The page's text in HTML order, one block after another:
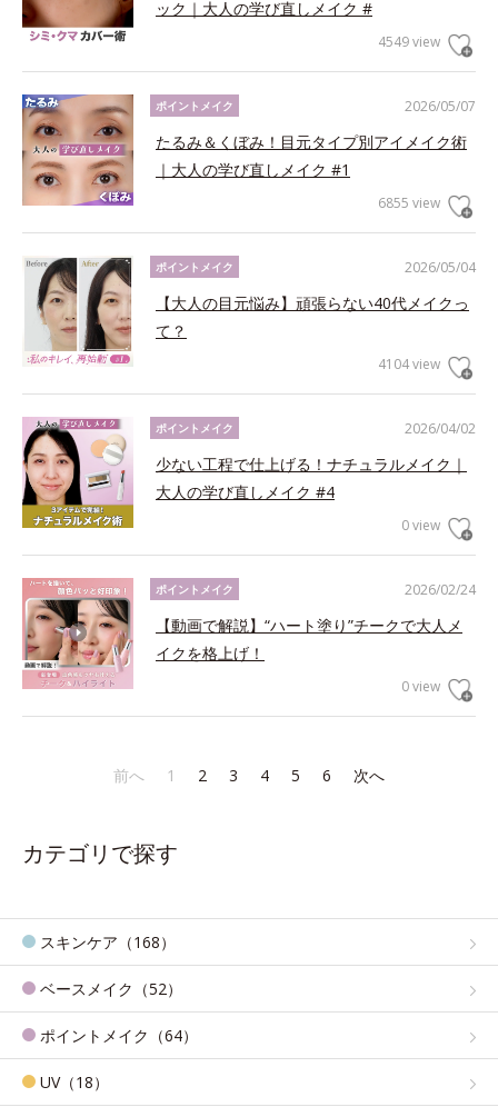
ック｜大人の学び直しメイク #
4549 view
2026/05/07
ポイントメイク
たるみ＆くぼみ！目元タイプ別アイメイク術
｜大人の学び直しメイク #1
6855 view
2026/05/04
ポイントメイク
【大人の目元悩み】頑張らない40代メイクっ
て？
4104 view
2026/04/02
ポイントメイク
少ない工程で仕上げる！ナチュラルメイク｜
大人の学び直しメイク #4
0 view
2026/02/24
ポイントメイク
【動画で解説】“ハート塗り”チークで大人メ
イクを格上げ！
0 view
前へ 1 2 3 4 5 6 次へ
カテゴリで探す
スキンケア（168）
ベースメイク（52）
ポイントメイク（64）
UV（18）